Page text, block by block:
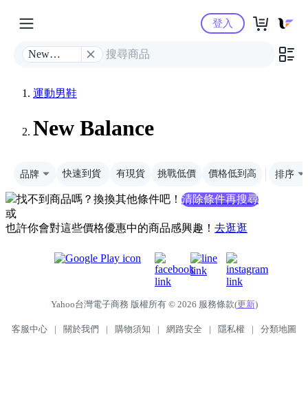
Yahoo購物中心
New
登入
運動男鞋
New Balance
品牌 快速到貨 有現貨 挑戰低價 價格低到高 排序
找不到商品嗎？換換其他條件吧！ 清除條件再搜尋
或
也許你會對這些價格優惠中的商品感興趣！ 去逛逛
Yahoo台灣電子商務 版權所有 © 2026 服務條款(更新)
客服中心 | 關於我們 | 購物須知 | 網路安全 | 隱私權 | 分類地圖